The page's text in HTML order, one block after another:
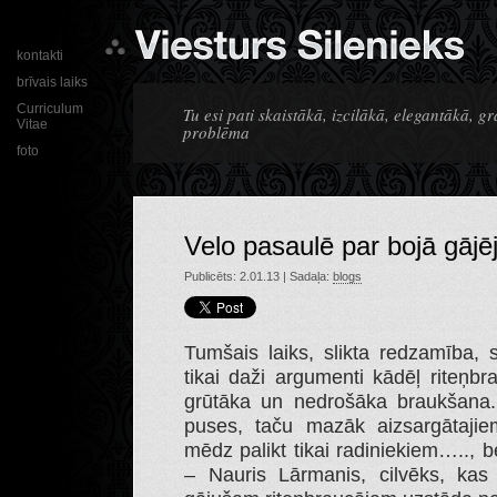
Tu esi pati skaistākā, izcilākā, elegantākā,
problēma
kontakti
brīvais laiks
Curriculum
Vitae
foto
Velo pasaulē par bojā
Publicēts: 2.01.13 | Sadaļa: blogs
Tumšais laiks, slikta redzamība,
tikai daži argumenti kādēļ
grūtāka un nedrošāka
puses, taču mazāk
mēdz palikt tikai radiniekiem…..,
– Nauris Lārmanis, cilvēks,